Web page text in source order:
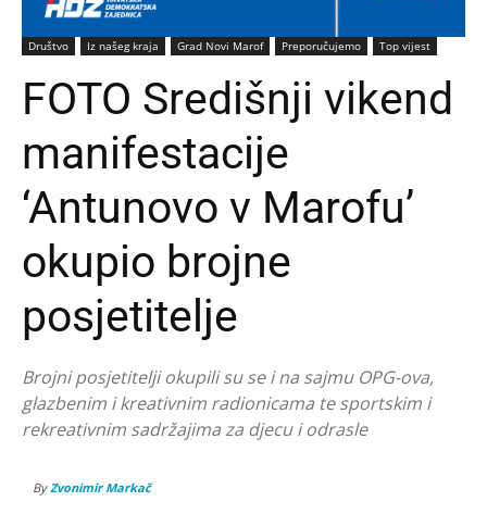
Društvo Iz našeg kraja Grad Novi Marof Preporučujemo Top vijest
FOTO Središnji vikend
manifestacije
‘Antunovo v Marofu’
okupio brojne
posjetitelje
Brojni posjetitelji okupili su se i na sajmu OPG-ova,
glazbenim i kreativnim radionicama te sportskim i
rekreativnim sadržajima za djecu i odrasle
By Zvonimir Markač